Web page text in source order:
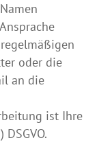
oder die
an die
ist Ihre